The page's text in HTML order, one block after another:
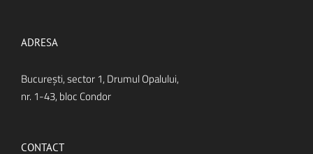
ADRESA
Bucureşti, sector 1, Drumul Opalului,
nr. 1-43, bloc Condor
CONTACT